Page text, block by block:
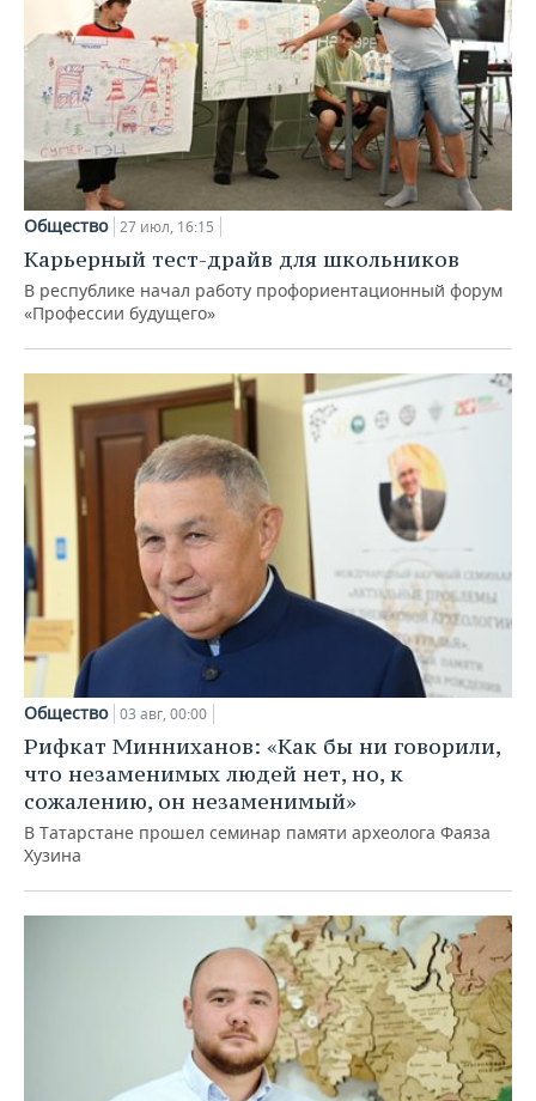
Общество 27 июл, 16:15
Карьерный тест-драйв для школьников
В республике начал работу профориентационный форум
«Профессии будущего»
Общество 03 авг, 00:00
Рифкат Минниханов: «Как бы ни говорили,
что незаменимых людей нет, но, к
сожалению, он незаменимый»
В Татарстане прошел семинар памяти археолога Фаяза
Хузина